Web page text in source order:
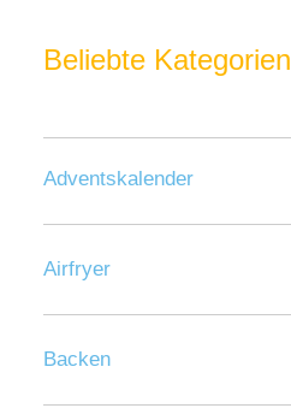
Beliebte Kategorien
Adventskalender
Airfryer
Backen